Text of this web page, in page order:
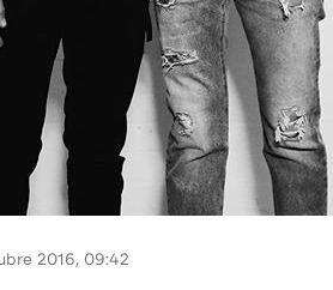
2016, 09:42